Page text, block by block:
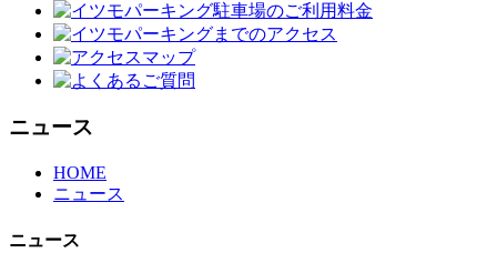
ニュース
HOME
ニュース
ニュース